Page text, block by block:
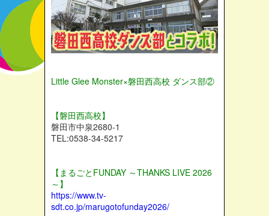
Little Glee Monster×磐田西高校 ダンス部②
【磐田西高校】
磐田市中泉2680-1
TEL:0538-34-5217
【まるごとFUNDAY ～THANKS LIVE 2026
～】
https://www.tv-
sdt.co.jp/marugotofunday2026/